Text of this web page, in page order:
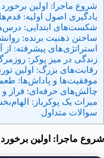
شروع ماجرا: اولین برخورد
یادگیری اصول اولیه:
شکست‌های ابتدایی:
ساختن ذهنیت برنده:
استراتژی‌های پیشرفته: از
زندگی در میز پوکر:
رقابت‌های بزرگ: اولین
موفقیت‌ها و پاداش‌ها:
چالش‌های حرفه‌ای: فراز
میراث یک پوکرباز:
سوالات متداول
شروع ماجرا: اولین برخورد